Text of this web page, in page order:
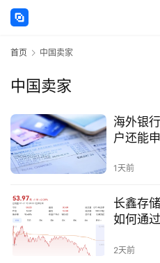
页
跨
资
讯
首页 中国卖家
中国卖家
海外银
户还能
1天前
长鑫存
如何通
2天前